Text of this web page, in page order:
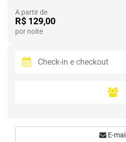
A partir de
R$ 129,00
por noite
E-mail